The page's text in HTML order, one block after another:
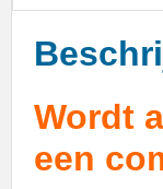
Wordt
een